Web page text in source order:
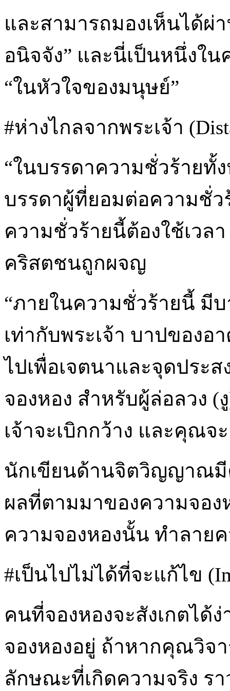
และสามารถมองเห็นได้ผ่
อนิจจัง” และนี่เป็นหนึ่งใน
“ในหัวใจของมนุษย์”
#ห่างไกลจากพระเจ้า
“ในบรรดาความชั่วร้ายทั้
บรรดาผู้ที่ยอมต่อความชั่ว
ความชั่วร้ายนี้ต้องใช้เวล
คริสตชนถูกผจญ
“ภายในความชั่วร้ายนี้ มีบ
เท่ากับพระเจ้า บาปของอ
ไปเพื่อเจตนาและจุดประ
จองหอง สำหรับผู้ล่อลวง (
เจ้าจะเบิกกว้าง และคุณจ
นักเขียนด้านจิตวิญญาณมีค
ผลที่ตามมาของความจอง
ความจองหองนั้น ทำลาย
#เป็นไปไม่ได้ที่จะแก้ไข
คนที่จองหองจะสังเกตไ
จองหองอยู่ ถ้าหากคุณวิจ
ลักษณะที่เกิดความจริง ร